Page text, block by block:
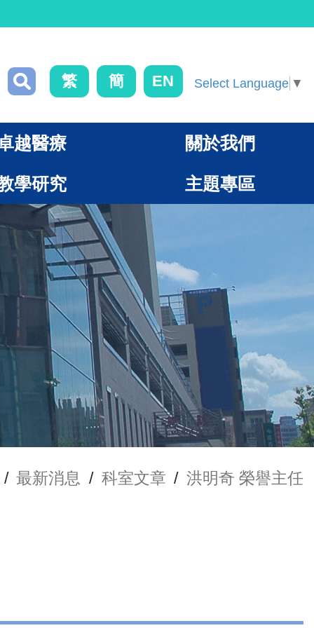
繁 簡 EN Select Language ▼
越醫療 關於我們
學研究 主題專區
/ 最新消息 / 科室文章 / 洪明奇 榮譽主任